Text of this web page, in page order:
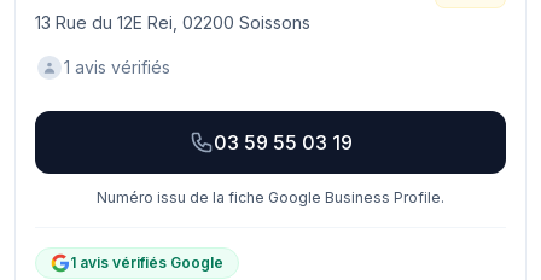
13 Rue du 12E Rei, 02200 Soissons
1 avis vérifiés
03 59 55 03 19
Numéro issu de la fiche Google Business Profile.
1 avis vérifiés Google